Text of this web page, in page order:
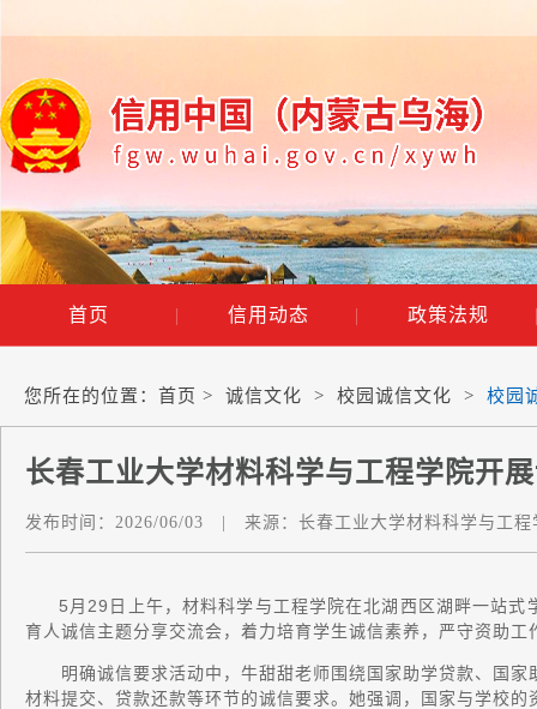
首页 | 信用动态 | 政策法规
您所在的位置： 首页 > 诚信文化 > 校园诚信文化 > 校园
长春工业大学材料科学与工程学院开
发布时间： 2026/06/03 来源： 长春工业大学材料科学与工程
5月29日上午，材料科学与工程学院在北湖西区湖畔一站式
育人诚信主题分享交流会，着力培育学生诚信素养，严守资助工
明确诚信要求活动中，牛甜甜老师围绕国家助学贷款、国家
材料提交、贷款还款等环节的诚信要求。她强调，国家与学校